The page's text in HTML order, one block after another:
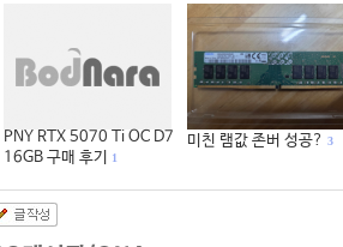
PNY RTX 5070 Ti OC D7
16GB 구매 후기
1
미친 램값 존버 성공? 3